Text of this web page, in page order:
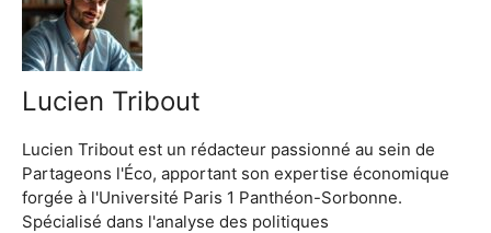
Lucien Tribout
Lucien Tribout est un rédacteur passionné au sein de
Partageons l'Éco, apportant son expertise économique
forgée à l'Université Paris 1 Panthéon-Sorbonne.
Spécialisé dans l'analyse des politiques